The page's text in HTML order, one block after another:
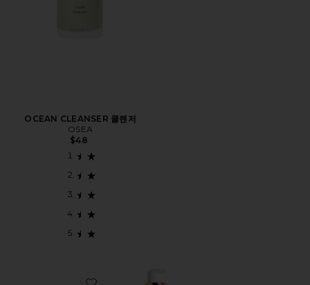
OCEAN CLEANSER 클렌저
OSEA
$48